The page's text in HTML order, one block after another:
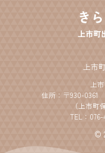
上市
上
住所：〒930-0361
（上市町
TEL： 076-
©